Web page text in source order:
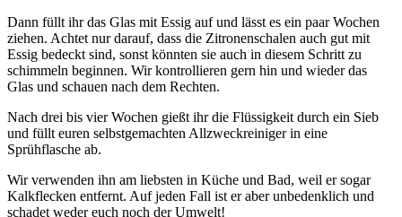
Dann füllt ihr das Glas mit Essig auf und lässt es ein paar Wochen
ziehen. Achtet nur darauf, dass die Zitronenschalen auch gut mit
Essig bedeckt sind, sonst könnten sie auch in diesem Schritt zu
schimmeln beginnen. Wir kontrollieren gern hin und wieder das
Glas und schauen nach dem Rechten.
Nach drei bis vier Wochen gießt ihr die Flüssigkeit durch ein Sieb
und füllt euren selbstgemachten Allzweckreiniger in eine
Sprühflasche ab.
Wir verwenden ihn am liebsten in Küche und Bad, weil er sogar
Kalkflecken entfernt. Auf jeden Fall ist er aber unbedenklich und
schadet weder euch noch der Umwelt!